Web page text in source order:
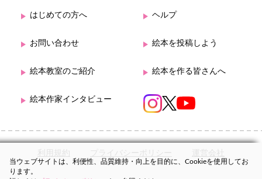
はじめての方へ ヘルプ
お問い合わせ 絵本を投稿しよう
絵本教室のご紹介 絵本を作る皆さんへ
絵本作家インタビュー
利用規約 プライバシーポリシー 運営会社
当ウェブサイトは、利便性、品質維持・向上を目的に、Cookieを使用してお
ります。